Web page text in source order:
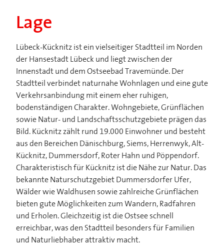
Lage
Lübeck-Kücknitz ist ein vielseitiger Stadtteil im Norden
der Hansestadt Lübeck und liegt zwischen der
Innenstadt und dem Ostseebad Travemünde. Der
Stadtteil verbindet naturnahe Wohnlagen und eine gute
Verkehrsanbindung mit einem eher ruhigen,
bodenständigen Charakter. Wohngebiete, Grünflächen
sowie Natur- und Landschaftsschutzgebiete prägen das
Bild. Kücknitz zählt rund 19.000 Einwohner und besteht
aus den Bereichen Dänischburg, Siems, Herrenwyk, Alt-
Kücknitz, Dummersdorf, Roter Hahn und Pöppendorf.
Charakteristisch für Kücknitz ist die Nähe zur Natur. Das
bekannte Naturschutzgebiet Dummersdorfer Ufer,
Wälder wie Waldhusen sowie zahlreiche Grünflächen
bieten gute Möglichkeiten zum Wandern, Radfahren
und Erholen. Gleichzeitig ist die Ostsee schnell
erreichbar, was den Stadtteil besonders für Familien
und Naturliebhaber attraktiv macht.